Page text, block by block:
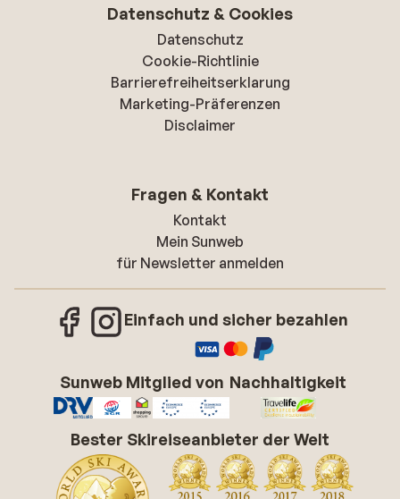
Datenschutz & Cookies
Datenschutz
Cookie-Richtlinie
Barrierefreiheitserklarung
Marketing-Präferenzen
Disclaimer
Fragen & Kontakt
Kontakt
Mein Sunweb
für Newsletter anmelden
Einfach und sicher bezahlen
Sunweb Mitglied von Nachhaltigkeit
Bester Skireiseanbieter der Welt